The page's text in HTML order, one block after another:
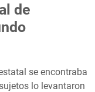
de
se encontraba
lo levantaron